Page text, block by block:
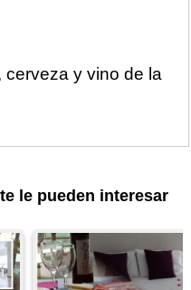
cerveza y vino de la
le pueden interesar